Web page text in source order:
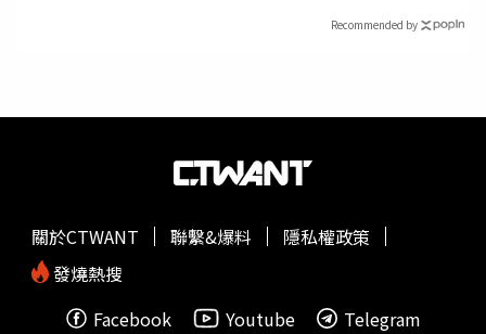
Recommended by
關於CTWANT 聯繫&爆料
隱私權政策
發燒熱搜
Facebook
Youtube Telegram